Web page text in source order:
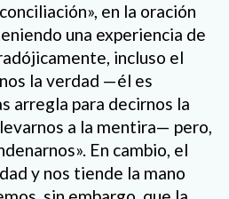
en la oración
una experiencia de
incluso el
la verdad —él es
arregla para decirnos la
a la mentira— pero,
En cambio, el
y nos tiende la mano